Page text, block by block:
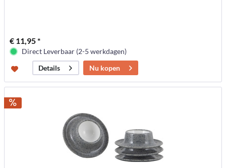
€ 11,95 *
Direct Leverbaar (2-5 werkdagen)
Details
Nu kopen